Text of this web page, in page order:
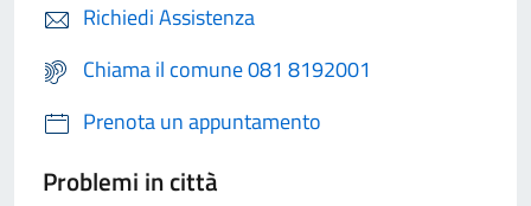
Richiedi Assistenza
Chiama il comune 081 8192001
Prenota un appuntamento
Problemi in città